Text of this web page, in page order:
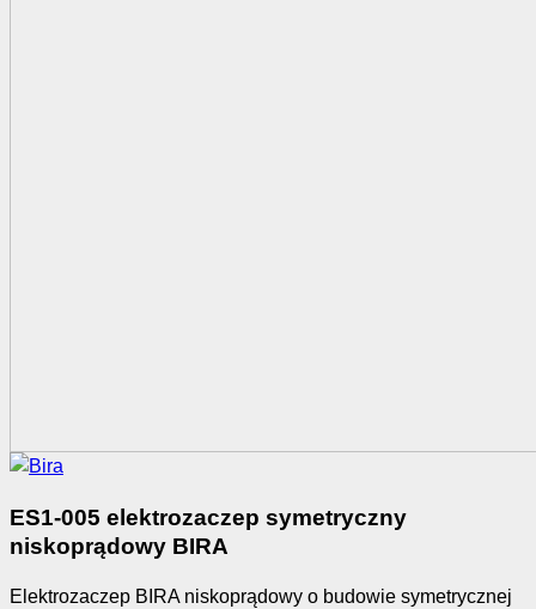
ES1-005 elektrozaczep symetryczny
niskoprądowy BIRA
Elektrozaczep BIRA niskoprądowy o budowie symetrycznej